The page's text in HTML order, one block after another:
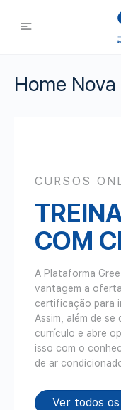
Home Nova
CURSOS
COM
A Plataforma
vantagem a
certificação para
Assim, além de
currículo e abre
isso com o
de ar
Ver todos